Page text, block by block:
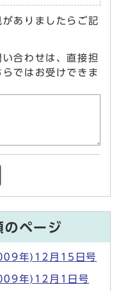
ありましたらご記
い合わせは、直接担
ではお受けできま
のページ
年)12月15日号
年)12月1日号